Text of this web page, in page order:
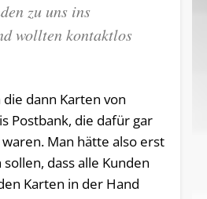
zu uns ins
wollten kontaktlos
dann Karten von
Postbank, die dafür gar
Man hätte also erst
dass alle Kunden
Karten in der Hand